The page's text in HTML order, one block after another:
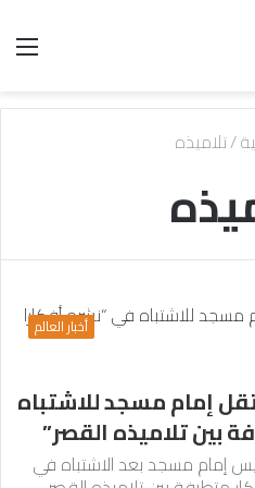
/تلاميذه
أخبار العالم
إمام مسجد للاشتباه
بين تلاميذه القصر”
إمام مسجد بعد الاشتباه في